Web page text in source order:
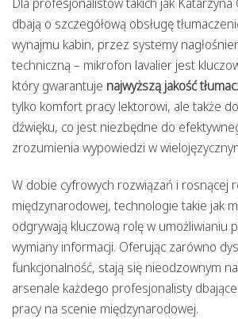
dbają o szczegółową obsługę
wynajmu kabin, przez systemy
techniczną – mikrofon lavalier jest
który gwarantuje najwyższą jakość
tylko komfort pracy lektorowi, ale także
dźwięku, co jest niezbędne do
zrozumienia wypowiedzi w
W dobie cyfrowych rozwiązań i rosnącej
międzynarodowej, technologie takie jak
odgrywają kluczową rolę w umożliwianiu
wymiany informacji. Oferując zarówno
funkcjonalność, stają się nieodzownym
arsenale każdego profesjonalisty
pracy na scenie międzynarodowej.